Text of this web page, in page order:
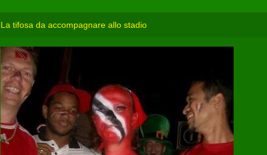
La tifosa da accompagnare allo stadio